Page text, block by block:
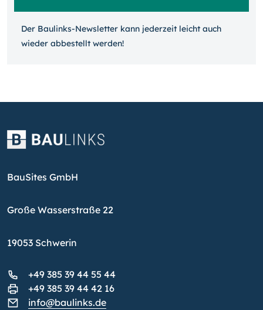
Der Baulinks-Newsletter kann jeder­zeit leicht auch
wieder ab­bestellt werden!
BauSites GmbH
Große Wasserstraße 22
19053 Schwerin
+49 385 39 44 55 44
+49 385 39 44 42 16
info@baulinks.de